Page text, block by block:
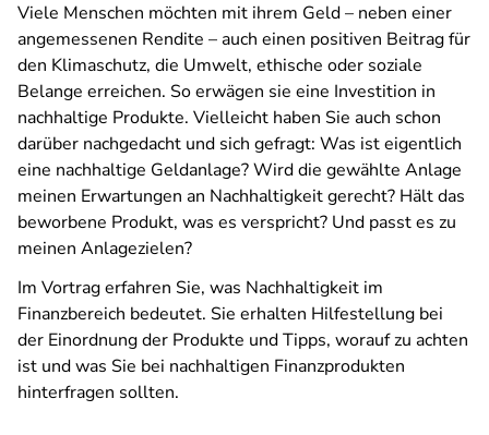
Viele Menschen möchten mit ihrem Geld – neben einer
angemessenen Rendite – auch einen positiven Beitrag für
den Klimaschutz, die Umwelt, ethische oder soziale
Belange erreichen. So erwägen sie eine Investition in
nachhaltige Produkte. Vielleicht haben Sie auch schon
darüber nachgedacht und sich gefragt: Was ist eigentlich
eine nachhaltige Geldanlage? Wird die gewählte Anlage
meinen Erwartungen an Nachhaltigkeit gerecht? Hält das
beworbene Produkt, was es verspricht? Und passt es zu
meinen Anlagezielen?
Im Vortrag erfahren Sie, was Nachhaltigkeit im
Finanzbereich bedeutet. Sie erhalten Hilfestellung bei
der Einordnung der Produkte und Tipps, worauf zu achten
ist und was Sie bei nachhaltigen Finanzprodukten
hinterfragen sollten.